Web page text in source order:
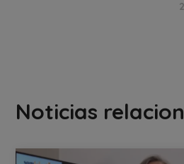
Noticias